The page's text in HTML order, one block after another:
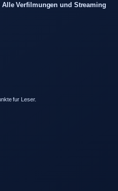
Verfilmungen und Streaming
fur Leser.